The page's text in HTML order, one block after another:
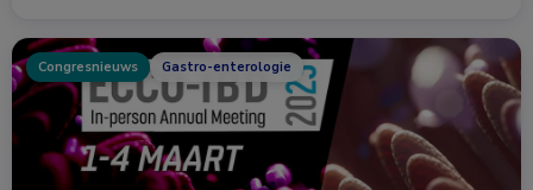
Congresnieuws Gastro-enterologie